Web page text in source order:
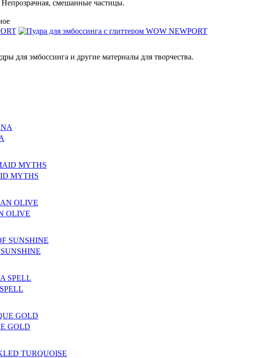
смешанные частицы.
для эмбоссинга и другие материалы для творчества.
MYTHS
OLIVE
SUNSHINE
GOLD